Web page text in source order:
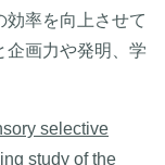
効率を向上させて
企画力や発明、学
selective
study of the